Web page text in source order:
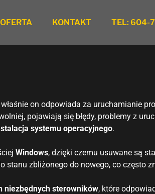
OFERTA KONTAKT TEL: 604-
on odpowiada za uruchamianie
pojawiają się błędy, problemy z
systemu operacyjnego.
Windows, dzięki czemu usuwane są
zbliżonego do nowego, co często
niezbędnych sterowników, które